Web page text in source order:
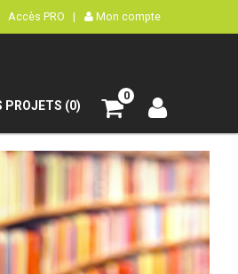
Accès PRO | Mon compte
PROJETS (0)
0